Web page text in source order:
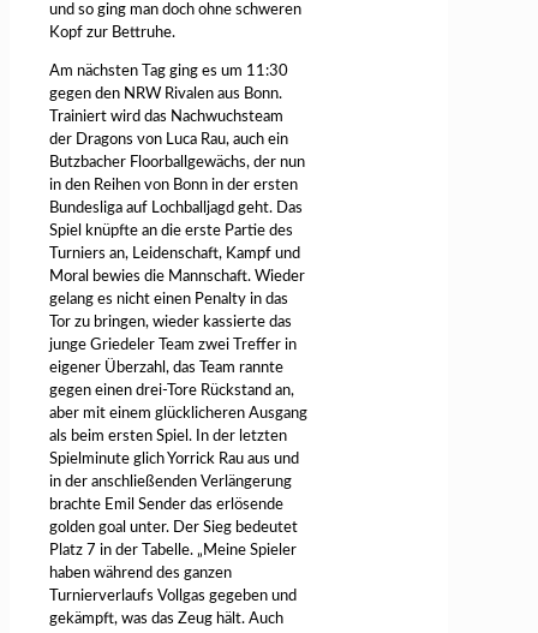
und so ging man doch ohne schweren
Kopf zur Bettruhe.
Am nächsten Tag ging es um 11:30
gegen den NRW Rivalen aus Bonn.
Trainiert wird das Nachwuchsteam
der Dragons von Luca Rau, auch ein
Butzbacher Floorballgewächs, der nun
in den Reihen von Bonn in der ersten
Bundesliga auf Lochballjagd geht. Das
Spiel knüpfte an die erste Partie des
Turniers an, Leidenschaft, Kampf und
Moral bewies die Mannschaft. Wieder
gelang es nicht einen Penalty in das
Tor zu bringen, wieder kassierte das
junge Griedeler Team zwei Treffer in
eigener Überzahl, das Team rannte
gegen einen drei-Tore Rückstand an,
aber mit einem glücklicheren Ausgang
als beim ersten Spiel. In der letzten
Spielminute glich Yorrick Rau aus und
in der anschließenden Verlängerung
brachte Emil Sender das erlösende
golden goal unter. Der Sieg bedeutet
Platz 7 in der Tabelle. „Meine Spieler
haben während des ganzen
Turnierverlaufs Vollgas gegeben und
gekämpft, was das Zeug hält. Auch